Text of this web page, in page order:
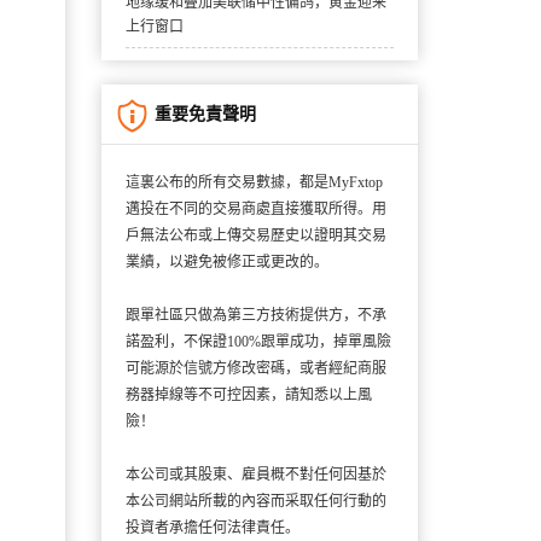
上行窗口
重要免責聲明
這裏公布的所有交易數據，都是MyFxtop
邁投在不同的交易商處直接獲取所得。用
戶無法公布或上傳交易歷史以證明其交易
業績，以避免被修正或更改的。
跟單社區只做為第三方技術提供方，不承
諾盈利，不保證100%跟單成功，掉單風險
可能源於信號方修改密碼，或者經紀商服
務器掉線等不可控因素，請知悉以上風
險！
本公司或其股東、雇員概不對任何因基於
本公司網站所載的內容而采取任何行動的
投資者承擔任何法律責任。